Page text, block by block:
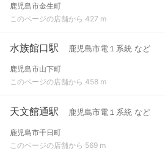
鹿児島市金生町
このページの店舗から 427 m
水族館口駅 鹿児島市電１系統 など
鹿児島市山下町
このページの店舗から 458 m
天文館通駅 鹿児島市電１系統 など
鹿児島市千日町
このページの店舗から 569 m